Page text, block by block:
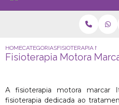
HOMECATEGORIASFISIOTERAPIA
Fisioterapia Motora
A fisioterapia motora marcar
fisioterapia dedicada ao